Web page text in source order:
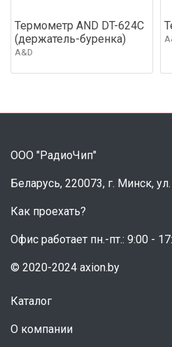
Термометр AND DT-624C
(держатель-буренка)
A&D
ООО "РадиоЧип"
Беларусь, 220073, г. Минск,
Как проехать?
Офис работает пн.-пт.: 9:00 -
© 2020-2024 axion.by
Каталог
О компании